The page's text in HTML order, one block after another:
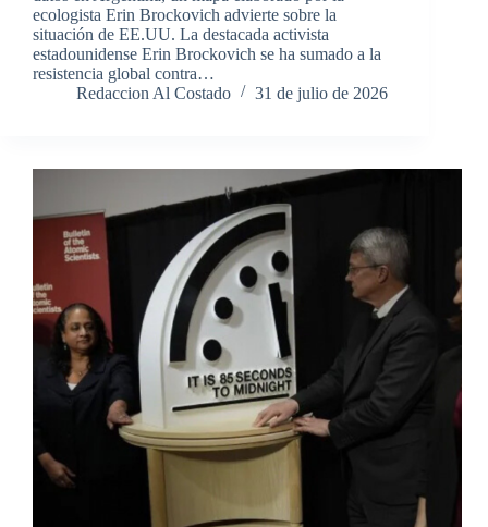
ecologista Erin Brockovich advierte sobre la
situación de EE.UU. La destacada activista
estadounidense Erin Brockovich se ha sumado a la
resistencia global contra…
Redaccion Al Costado
31 de julio de 2026